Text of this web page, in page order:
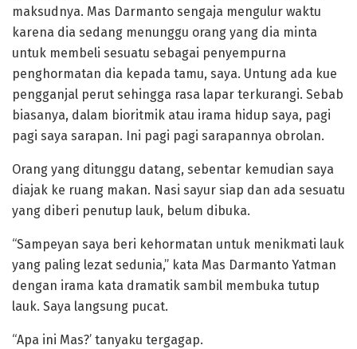
maksudnya. Mas Darmanto sengaja mengulur waktu
karena dia sedang menunggu orang yang dia minta
untuk membeli sesuatu sebagai penyempurna
penghormatan dia kepada tamu, saya. Untung ada kue
pengganjal perut sehingga rasa lapar terkurangi. Sebab
biasanya, dalam bioritmik atau irama hidup saya, pagi
pagi saya sarapan. Ini pagi pagi sarapannya obrolan.
Orang yang ditunggu datang, sebentar kemudian saya
diajak ke ruang makan. Nasi sayur siap dan ada sesuatu
yang diberi penutup lauk, belum dibuka.
“Sampeyan saya beri kehormatan untuk menikmati lauk
yang paling lezat sedunia,” kata Mas Darmanto Yatman
dengan irama kata dramatik sambil membuka tutup
lauk. Saya langsung pucat.
“Apa ini Mas?’ tanyaku tergagap.